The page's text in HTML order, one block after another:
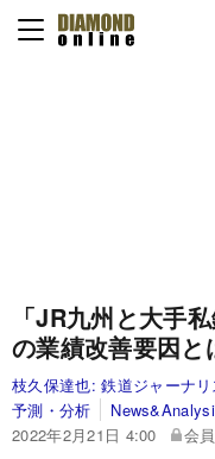
「JR九州と大手
の業績改善要因と
枝久保達也:鉄道ジャーナリ
予測・分析
2022年2月21日 4:00
会